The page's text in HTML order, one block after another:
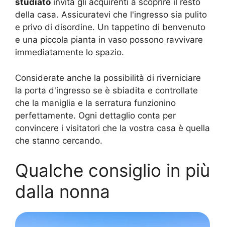
studiato invita gli acquirenti a scoprire il resto
della casa. Assicuratevi che l'ingresso sia pulito
e privo di disordine. Un tappetino di benvenuto
e una piccola pianta in vaso possono ravvivare
immediatamente lo spazio.
Considerate anche la possibilità di riverniciare
la porta d'ingresso se è sbiadita e controllate
che la maniglia e la serratura funzionino
perfettamente. Ogni dettaglio conta per
convincere i visitatori che la vostra casa è quella
che stanno cercando.
Qualche consiglio in più
dalla nonna